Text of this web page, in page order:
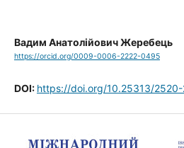
Вадим Анатолійович Жеребець
https://orcid.org/0009-0006-2222-0495
DOI: https://doi.org/10.25313/